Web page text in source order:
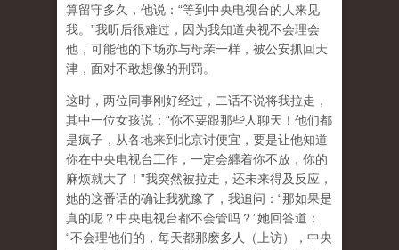
算留守多久，他说：“等到中央电视台的人来见
我。”我听后很难过，因为我知道央视不会理会
他，可能他的下场亦与母亲一样，被公安抓回天
津，面对不敢想像的刑罚。
这时，两位同事刚好经过，二话不说将我拉走，
其中一位女孩说：“你不要跟那些人聊天！他们都
是疯子，从各地来到北京讨便宜，要是让他知道
你在中央电视台工作，一定会纒着你不放，你的
麻烦就大了！”我突然被拉走，还未来得及反应，
她的这番话的确让我犹豫了，我追问：“那如果是
真的呢？中央电视台都不会管吗？”她回答道：
“不会理他们的，每天都那麽多人（上访），中央